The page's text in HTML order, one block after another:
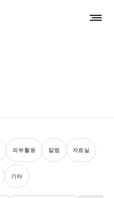
외부활동 칼럼 자료실
기타